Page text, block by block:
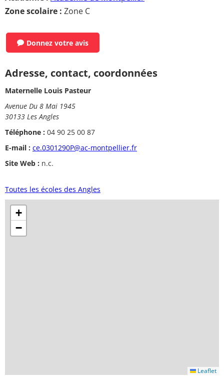
Zone scolaire : Zone C
Donnez votre avis
Adresse, contact, coordonnées
Maternelle Louis Pasteur
Avenue Du 8 Mai 1945
30133 Les Angles
Téléphone : 04 90 25 00 87
E-mail : ce.0301290P@ac-montpellier.fr
Site Web : n.c.
Toutes les écoles des Angles
+
−
Leaflet